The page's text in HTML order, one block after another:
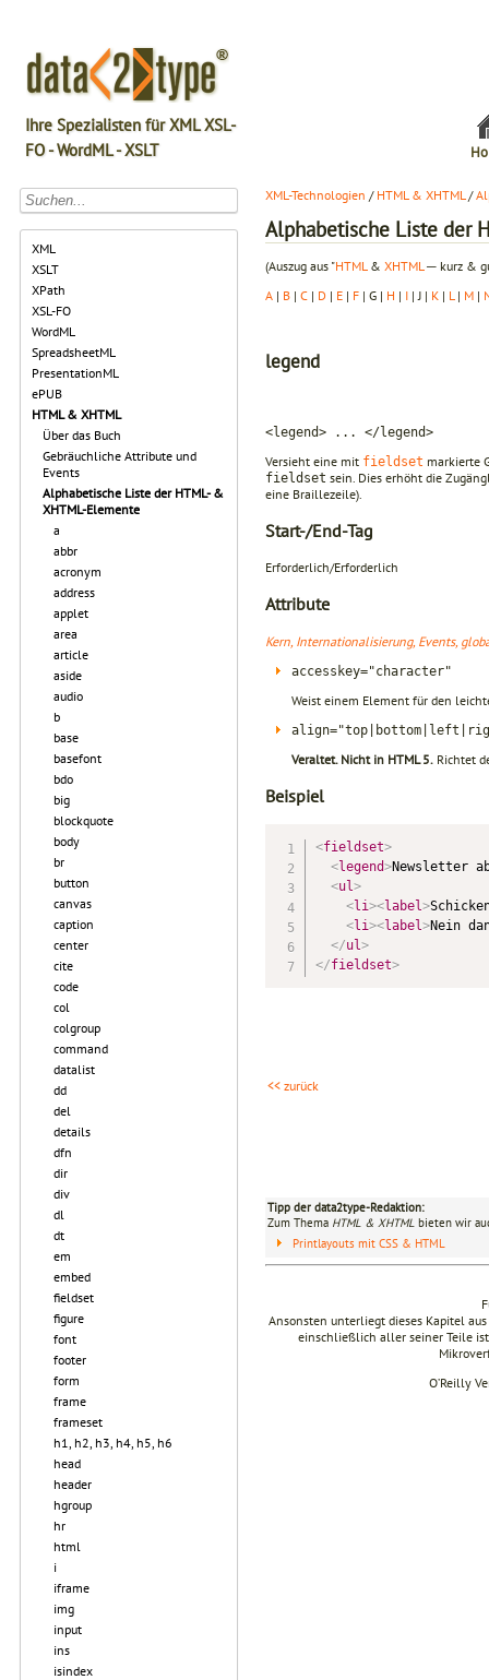
Ihre Spezialisten für XML XSL-
FO - WordML - XSLT
XML
XSLT
XPath
XSL-FO
WordML
SpreadsheetML
PresentationML
ePUB
HTML & XHTML
Über das Buch
Gebräuchliche Attribute und
Events
Alphabetische Liste der HTML- &
XHTML-Elemente
a
abbr
acronym
address
applet
area
article
aside
audio
b
base
basefont
bdo
big
blockquote
body
br
button
canvas
caption
center
cite
code
col
colgroup
command
datalist
dd
del
details
dfn
dir
div
dl
dt
em
embed
fieldset
figure
font
footer
form
frame
frameset
h1, h2, h3, h4, h5, h6
head
header
hgroup
hr
html
i
iframe
img
input
ins
isindex
XML-Technologien / HTML & XHTML/
Alphabetische Liste der
(Auszug aus "HTML & XHTML ─ kurz &
A | B | C | D | E | F | G | H | I | J | K | L | M |
legend
<legend> ... </legend>
Versieht eine mit fieldset markierte
fieldset sein. Dies erhöht die
eine Braillezeile).
Start-/End-Tag
Erforderlich/Erforderlich
Attribute
Kern, Internationalisierung, Events,
accesskey="character"
Weist einem Element für den
Veraltet. Nicht in HTML 5. Richtet
Beispiel
<fieldset>
<legend>Newsletter
<ul>
<li><label>
<li><label>Nein
</ul>
</fieldset>
<< zurück
Tipp der data2type-Redaktion:
Zum Thema HTML & XHTML bieten wir
Printlayouts mit CSS & HTML
Ansonsten unterliegt dieses Kapitel
einschließlich aller seiner Teile
O’Reilly